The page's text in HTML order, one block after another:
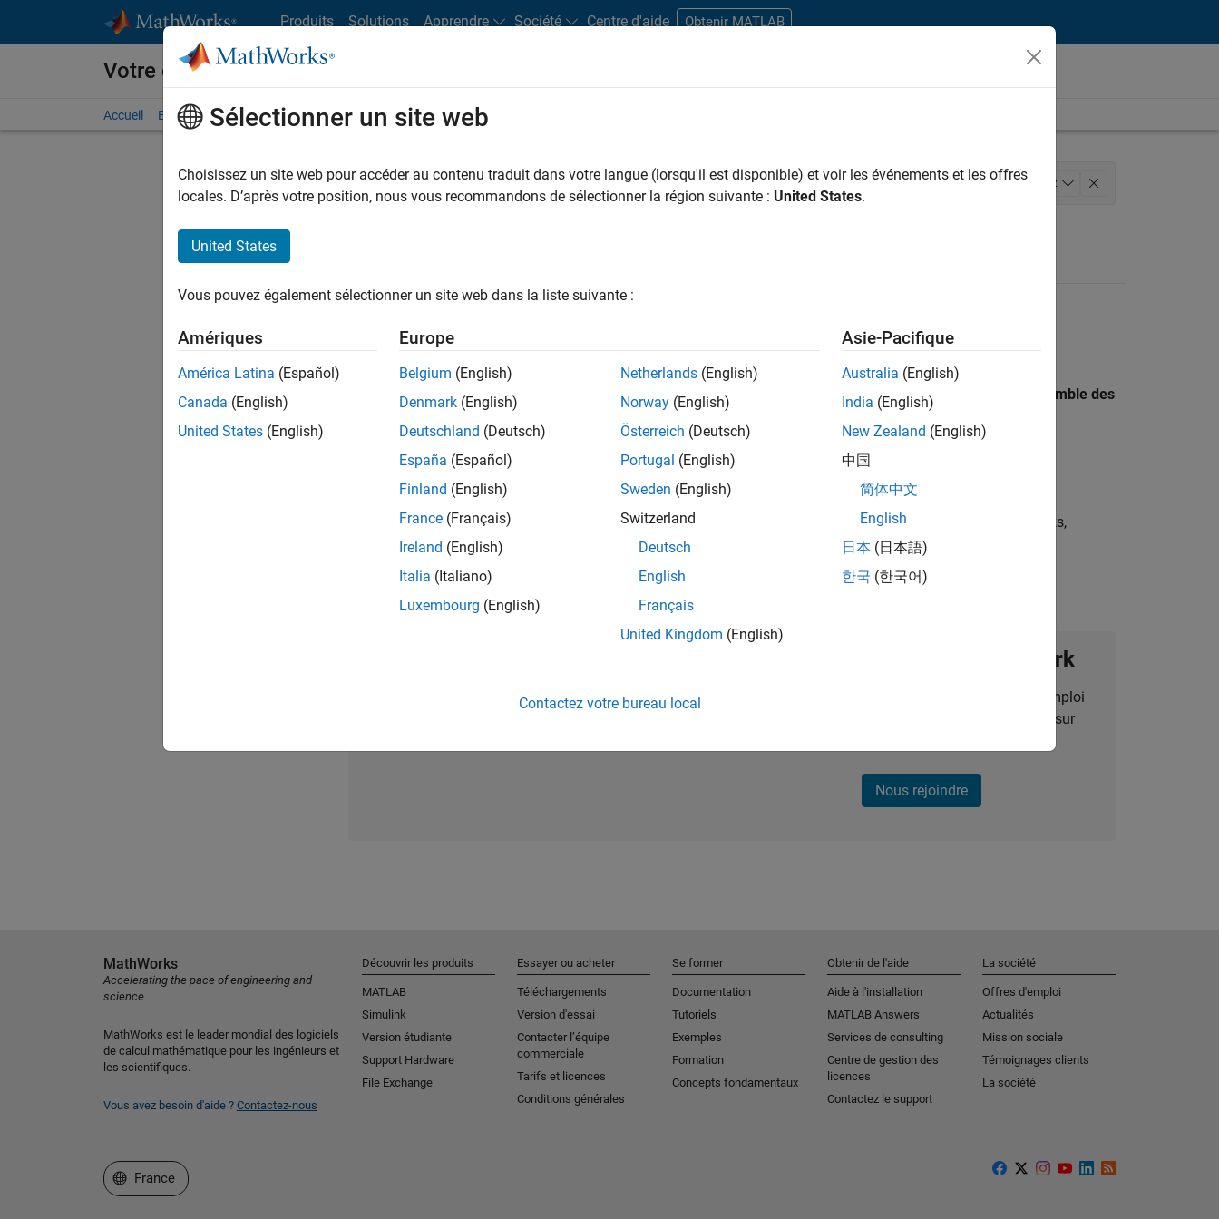
Produits Solutions Apprendre Société Centre d'aide Obtenir MATLAB
Votre carrière chez MathWorks
Accueil Explorer nos opportunités Adresses de nos bureaux Étudiants et carrières
FILTRER PAR Technologies de l’information Infrastructure et architecture Développement de produits 2
Les descriptions de poste n’ont pas toutes été traduites. Effectuez une recherche par lieu pour trouver l’ensemble des
opportunités de votre région.
Senior Software Quality Engineer
Senior Software Quality Engineer
FR-Meudon| Ingénierie de la qualité | Expérimenté(e)
Leverage your C/C++ development skills to design and develop test strategies, scalable test frameworks,
automated test suites, Hands-on testing for Polyspace.
1
Rejoignez notre Talent Network
Recevez des alertes pour des opportunités d'emploi
personnalisées, des articles et des actualités sur
Nous rejoindre
Sélectionner un site web
Choisissez un site web pour accéder au contenu traduit dans votre langue (lorsqu'il est disponible) et voir les événements et les offres
locales. D’après votre position, nous vous recommandons de sélectionner la région suivante : United States.
United States
Vous pouvez également sélectionner un site web dans la liste suivante :
Amériques
América Latina (Español)
Canada (English)
United States (English)
Europe
Belgium (English)
Denmark (English)
Deutschland (Deutsch)
España (Español)
Finland (English)
France (Français)
Ireland (English)
Italia (Italiano)
Luxembourg (English)
Netherlands (English)
Norway (English)
Österreich (Deutsch)
Portugal (English)
Sweden (English)
Switzerland
Deutsch
English
Français
United Kingdom (English)
Asie-Pacifique
Australia (English)
India (English)
New Zealand (English)
中国
简体中文
English
日本 (日本語)
한국 (한국어)
Contactez votre bureau local
MathWorks
Accelerating the pace of engineering and
science
MathWorks est le leader mondial des logiciels
de calcul mathématique pour les ingénieurs et
les scientifiques.
Vous avez besoin d'aide ? Contactez-nous
Découvrir les produits
MATLAB
Simulink
Version étudiante
Support Hardware
File Exchange
Essayer ou acheter
Téléchargements
Version d'essai
Contacter l’équipe
commerciale
Tarifs et licences
Conditions générales
Se former
Documentation
Tutoriels
Exemples
Formation
Concepts fondamentaux
Obtenir de l'aide
Aide à l'installation
MATLAB Answers
Services de consulting
Centre de gestion des
licences
Contactez le support
La société
Offres d'emploi
Actualités
Mission sociale
Témoignages clients
La société
Sélectionner un site web
France